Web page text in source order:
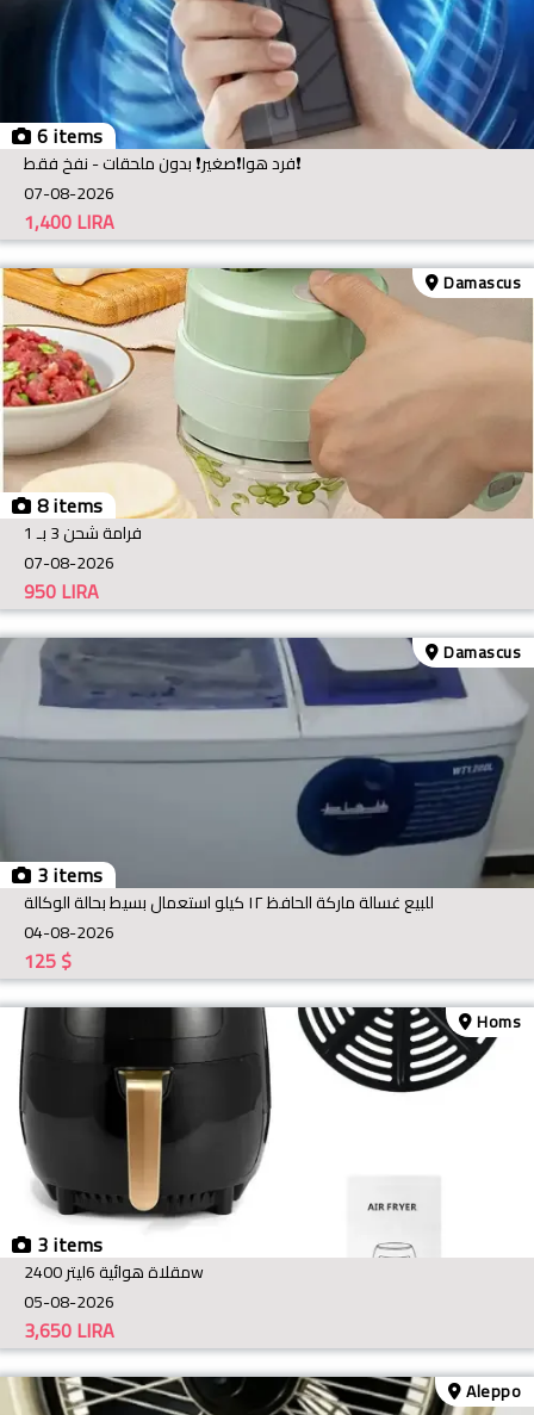
6 items
فرد هوا❗️صغير❗️ بدون ملحقات - نفخ فقط❗️
07-08-2026
LIRA
1,400
8 items
Damascus
فرامة شحن 3 بـ 1
07-08-2026
LIRA
950
3 items
Damascus
للبيع غسالة ماركة الحافظ ١٢ كيلو استعمال بسيط بحالة الوكالة
04-08-2026
$
125
3 items
Homs
مقلاة هوائية 6ليتر 2400w
05-08-2026
LIRA
3,650
Aleppo